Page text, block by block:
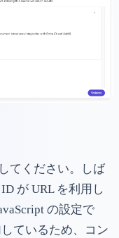
てください。しば
が URL を利用し
の設定で
ているため、コン